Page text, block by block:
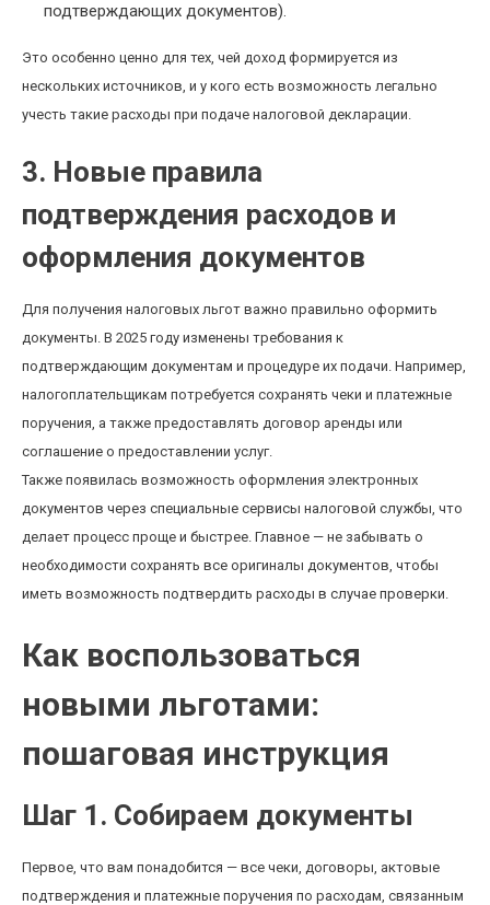
подтверждающих документов).
Это особенно ценно для тех, чей доход формируется из
нескольких источников, и у кого есть возможность легально
учесть такие расходы при подаче налоговой декларации.
3. Новые правила
подтверждения расходов и
оформления документов
Для получения налоговых льгот важно правильно оформить
документы. В 2025 году изменены требования к
подтверждающим документам и процедуре их подачи. Например,
налогоплательщикам потребуется сохранять чеки и платежные
поручения, а также предоставлять договор аренды или
соглашение о предоставлении услуг.
Также появилась возможность оформления электронных
документов через специальные сервисы налоговой службы, что
делает процесс проще и быстрее. Главное — не забывать о
необходимости сохранять все оригиналы документов, чтобы
иметь возможность подтвердить расходы в случае проверки.
Как воспользоваться
новыми льготами:
пошаговая инструкция
Шаг 1. Собираем документы
Первое, что вам понадобится — все чеки, договоры, актовые
подтверждения и платежные поручения по расходам, связанным